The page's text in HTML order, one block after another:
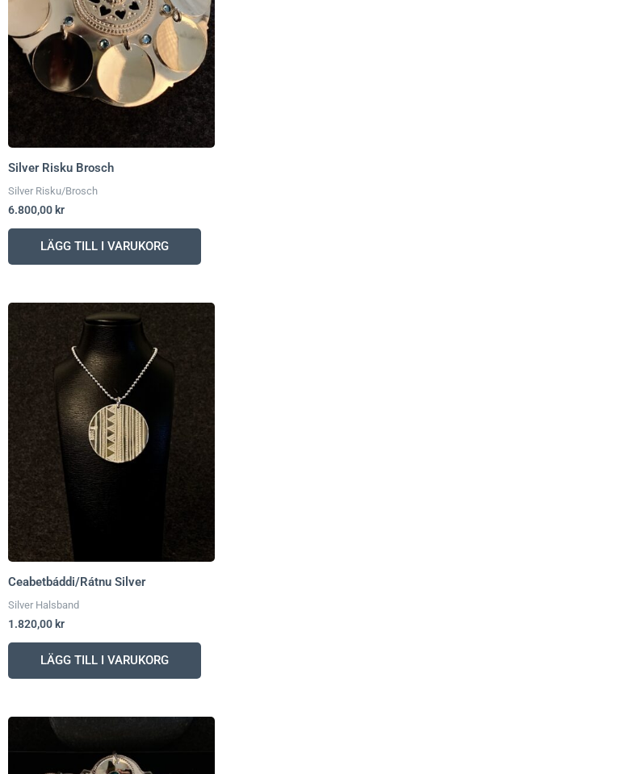
Silver Risku Brosch
Silver Risku/Brosch
6.800,00 kr
LÄGG TILL I VARUKORG
Ceabetbáddi/Rátnu Silver
Silver Halsband
1.820,00 kr
LÄGG TILL I VARUKORG